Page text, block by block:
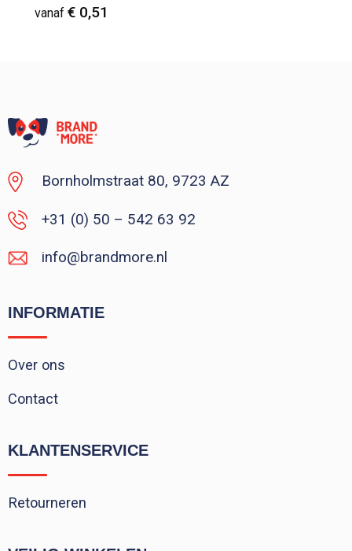
vanaf € 0,51
Bornholmstraat 80, 9723 AZ
+31 (0) 50 – 542 63 92
info@brandmore.nl
INFORMATIE
Over ons
Contact
KLANTENSERVICE
Retourneren